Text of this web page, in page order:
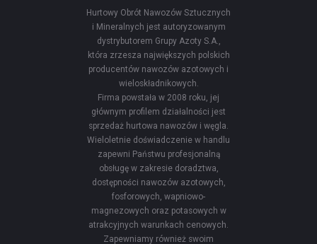
Hurtowy Obrót Nawozów Sztucznych
i Mineralnych jest autoryzowanym
dystrybutorem Grupy Azoty S.A.,
która zrzesza największych polskich
producentów nawozów azotowych i
wieloskładnikowych.
Firma powstała w 2008 roku, jej
głównym profilem działalności jest
sprzedaż hurtowa nawozów i węgla.
Wieloletnie doświadczenie w handlu
zapewni Państwu profesjonalną
obsługę w zakresie doradztwa,
dostępności nawozów azotowych,
fosforowych, wapniowo-
magnezowych oraz potasowych w
atrakcyjnych warunkach cenowych.
Zapewniamy również swoim